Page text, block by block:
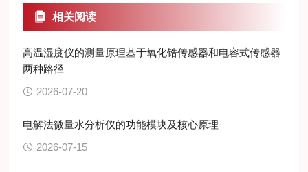
相关阅读
高温湿度仪的测量原理基于氧化锆传感器和电容式传感器
两种路径
2026-07-20
电解法微量水分析仪的功能模块及核心原理
2026-07-15